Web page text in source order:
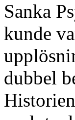
Sanka
kunde
dubbel